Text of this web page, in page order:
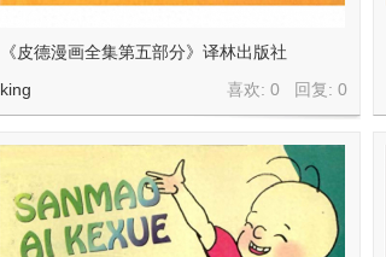
《皮德漫画全集第五部分》译林出版社
喜欢: 0 回复:0
king